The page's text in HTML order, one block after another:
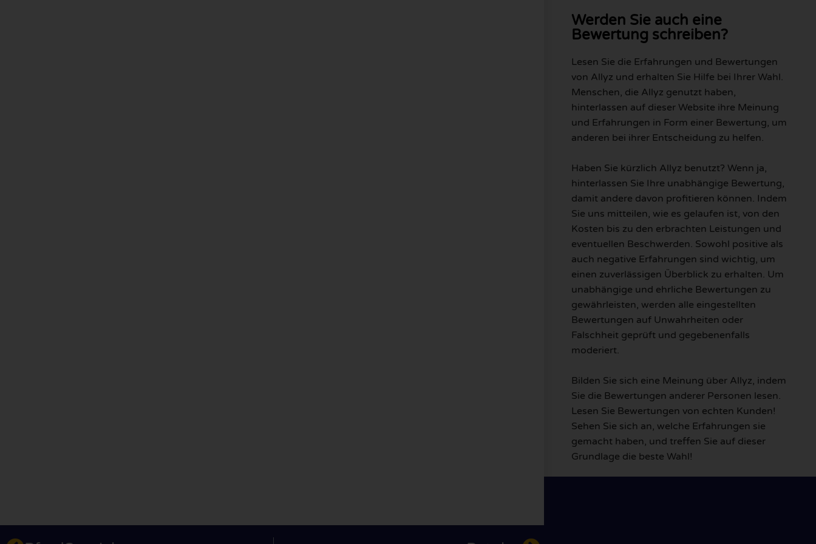
Werden Sie auch eine
Bewertung schreiben?
Lesen Sie die Erfahrungen und Bewertungen
von Allyz und erhalten Sie Hilfe bei Ihrer Wahl.
Menschen, die Allyz genutzt haben,
hinterlassen auf dieser Website ihre Meinung
und Erfahrungen in Form einer Bewertung, um
anderen bei ihrer Entscheidung zu helfen.
Haben Sie kürzlich Allyz benutzt? Wenn ja,
hinterlassen Sie Ihre unabhängige Bewertung,
damit andere davon profitieren können. Indem
Sie uns mitteilen, wie es gelaufen ist, von den
Kosten bis zu den erbrachten Leistungen und
eventuellen Beschwerden. Sowohl positive als
auch negative Erfahrungen sind wichtig, um
einen zuverlässigen Überblick zu erhalten. Um
unabhängige und ehrliche Bewertungen zu
gewährleisten, werden alle eingestellten
Bewertungen auf Unwahrheiten oder
Falschheit geprüft und gegebenenfalls
moderiert.
Bilden Sie sich eine Meinung über Allyz, indem
Sie die Bewertungen anderer Personen lesen.
Lesen Sie Bewertungen von echten Kunden!
Sehen Sie sich an, welche Erfahrungen sie
gemacht haben, und treffen Sie auf dieser
Grundlage die beste Wahl!